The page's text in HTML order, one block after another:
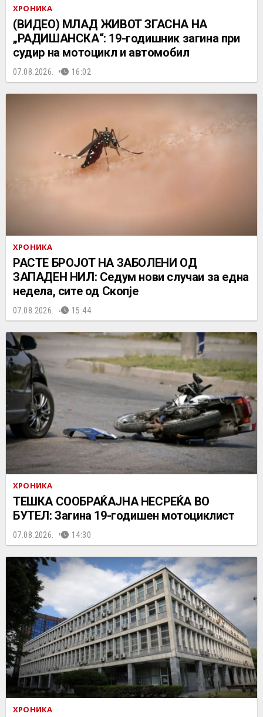
ХРОНИКА
(ВИДЕО) МЛАД ЖИВОТ ЗГАСНА НА
„РАДИШАНСКА“: 19-годишник загина при
судир на мотоцикл и автомобил
07.08.2026. 16:02
ХРОНИКА
РАСТЕ БРОЈОТ НА ЗАБОЛЕНИ ОД
ЗАПАДЕН НИЛ: Седум нови случаи за една
недела, сите од Скопје
07.08.2026. 15:44
ХРОНИКА
ТЕШКА СООБРАЌАЈНА НЕСРЕЌА ВО
БУТЕЛ: Загина 19-годишен мотоциклист
07.08.2026. 14:30
ХРОНИКА